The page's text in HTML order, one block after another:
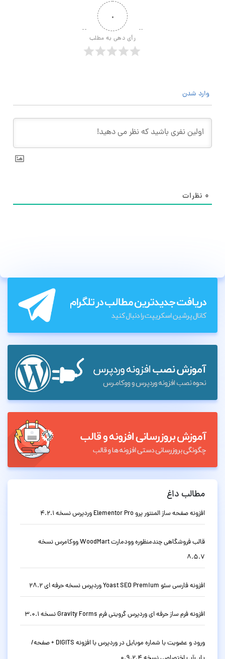
۰
رأی دهی به مطلب
وارد شدن
۰ نظرات
مطالب داغ
افزونه صفحه ساز المنتور پرو Elementor Pro وردپرس نسخه 4.2.1
قالب فروشگاهی چندمنظوره وودمارت WoodMart ووکامرس نسخه
8.5.7
افزونه فارسی سئو Yoast SEO Premium وردپرس نسخه حرفه ای 28.2
افزونه فرم ساز حرفه ای وردپرس گرویتی فرم Gravity Forms نسخه 3.0.1
ورود و عضویت با شماره موبایل در وردپرس با افزونه DIGITS + صفحه/